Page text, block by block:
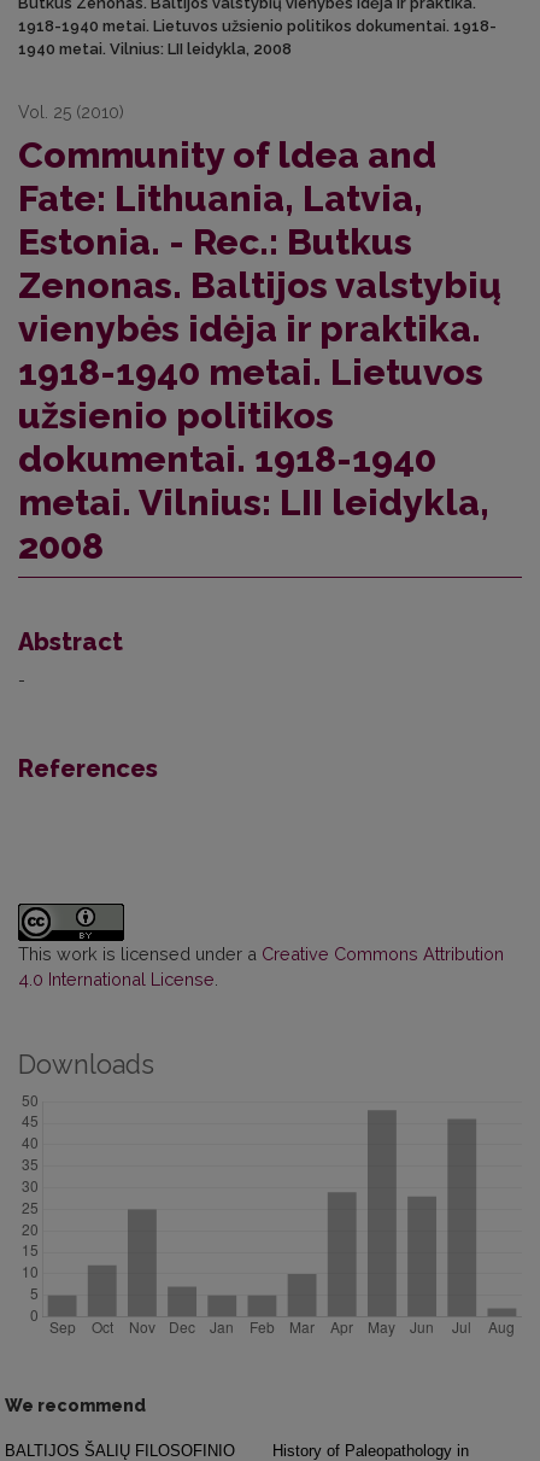
1918-1940 metai. Lietuvos užsienio politikos dokumentai. 1918-
1940 metai. Vilnius: LII leidykla, 2008
Vol. 25 (2010)
Community of ldea and
Fate: Lithuania, Latvia,
Estonia. - Rec.: Butkus
Zenonas. Baltijos valstybių
vienybės idėja ir praktika.
1918-1940 metai. Lietuvos
užsienio politikos
dokumentai. 1918-1940
metai. Vilnius: LII leidykla,
2008
Abstract
-
References
This work is licensed under a Creative Commons Attribution
4.0 International License
Downloads
We recommend
BALTIJOS ŠALIŲ FILOSOFINIO
History of Paleopathology in